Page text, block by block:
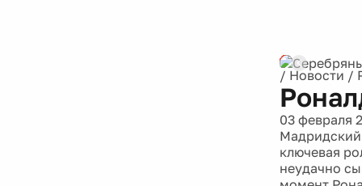
/ Новости /
03 февраля
Мадридский
ключевая
неудачно